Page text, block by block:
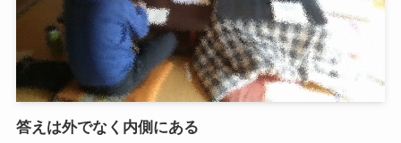
答えは外でなく内側にある